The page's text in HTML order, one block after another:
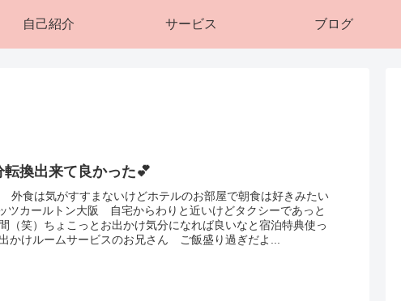
自己紹介 サービス ブログ
転換出来て良かった💕
外食は気がすすまないけどホテルのお部屋で朝食は好きみたい
ツカールトン大阪 自宅からわりと近いけどタクシーであっと
（笑）ちょこっとお出かけ気分になれば良いなと宿泊特典使っ
かけルームサービスのお兄さん ご飯盛り過ぎだよ...